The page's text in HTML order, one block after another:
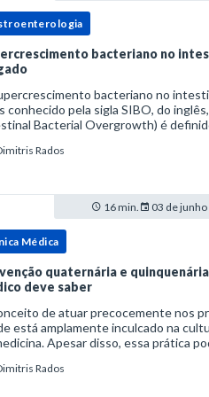
bacteriano no
bacteriano no
conhecido pela sigla SIBO, do
Bacterial Overgrowth) é
de disbiose do trato digestivo. P
Rados
16 min. 03 de
Médica
quaternária e
deve saber
de atuar precocemente nos
está amplamente inculcado na
Apesar disso, essa prática
podem advir de prevenção
Rados